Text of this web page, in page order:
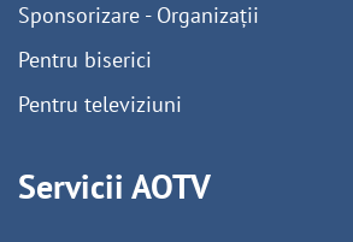
Sponsorizare - Organizații
Pentru biserici
Pentru televiziuni
Servicii AOTV